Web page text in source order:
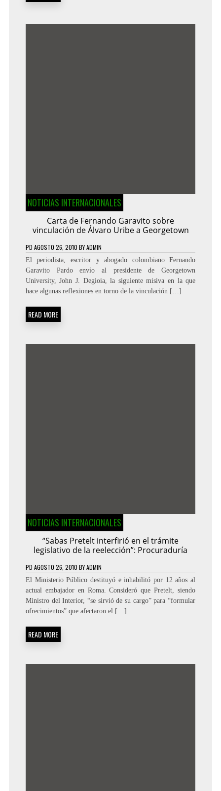
NOTICIAS INTERNACIONALES
Carta de Fernando Garavito sobre
vinculación de Álvaro Uribe a Georgetown
PD AGOSTO 26, 2010 BYADMIN
El periodista, escritor y abogado colombiano Fernando
Garavito Pardo envío al presidente de Georgetown
University, John J. Degioia, la siguiente misiva en la que
hace algunas reflexiones en torno de la vinculación […]
READ MORE
NOTICIAS INTERNACIONALES
“Sabas Pretelt interfirió en el trámite
legislativo de la reelección”: Procuraduría
PD AGOSTO 26, 2010 BYADMIN
El Ministerio Público destituyó e inhabilitó por 12 años al
actual embajador en Roma. Consideró que Pretelt, siendo
Ministro del Interior, “se sirvió de su cargo” para “formular
ofrecimientos” que afectaron el […]
READ MORE